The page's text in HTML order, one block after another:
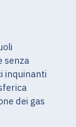
senza
inquinanti
dei gas